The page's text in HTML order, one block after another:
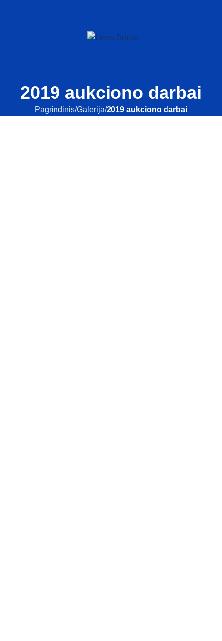
2019 aukciono darbai
Pagrindinis Galerija 2019 aukciono darbai